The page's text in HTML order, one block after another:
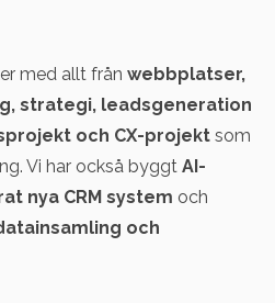
med allt från webbplatser,
strategi, leadsgeneration
och CX-projektsom
Vi har också byggt AI-
nya CRM system och
och